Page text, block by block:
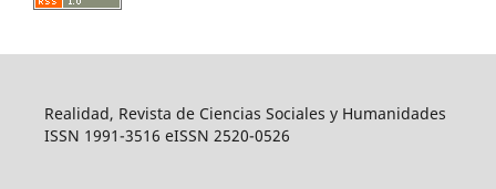
Realidad, Revista de Ciencias Sociales y Humanidades
ISSN 1991-3516 eISSN 2520-0526